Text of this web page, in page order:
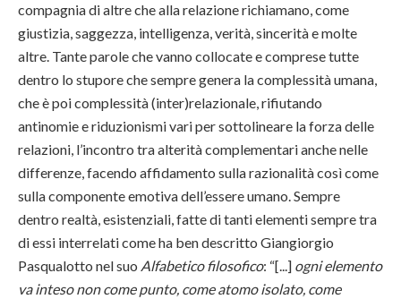
compagnia di altre che alla relazione richiamano, come
giustizia, saggezza, intelligenza, verità, sincerità e molte
altre. Tante parole che vanno collocate e comprese tutte
dentro lo stupore che sempre genera la complessità umana,
che è poi complessità (inter)relazionale, rifiutando
antinomie e riduzionismi vari per sottolineare la forza delle
relazioni, l’incontro tra alterità complementari anche nelle
differenze, facendo affidamento sulla razionalità così come
sulla componente emotiva dell’essere umano. Sempre
dentro realtà, esistenziali, fatte di tanti elementi sempre tra
di essi interrelati come ha ben descritto Giangiorgio
Pasqualotto nel suo Alfabetico filosofico: “[...] ogni elemento
va inteso non come punto, come atomo isolato, come